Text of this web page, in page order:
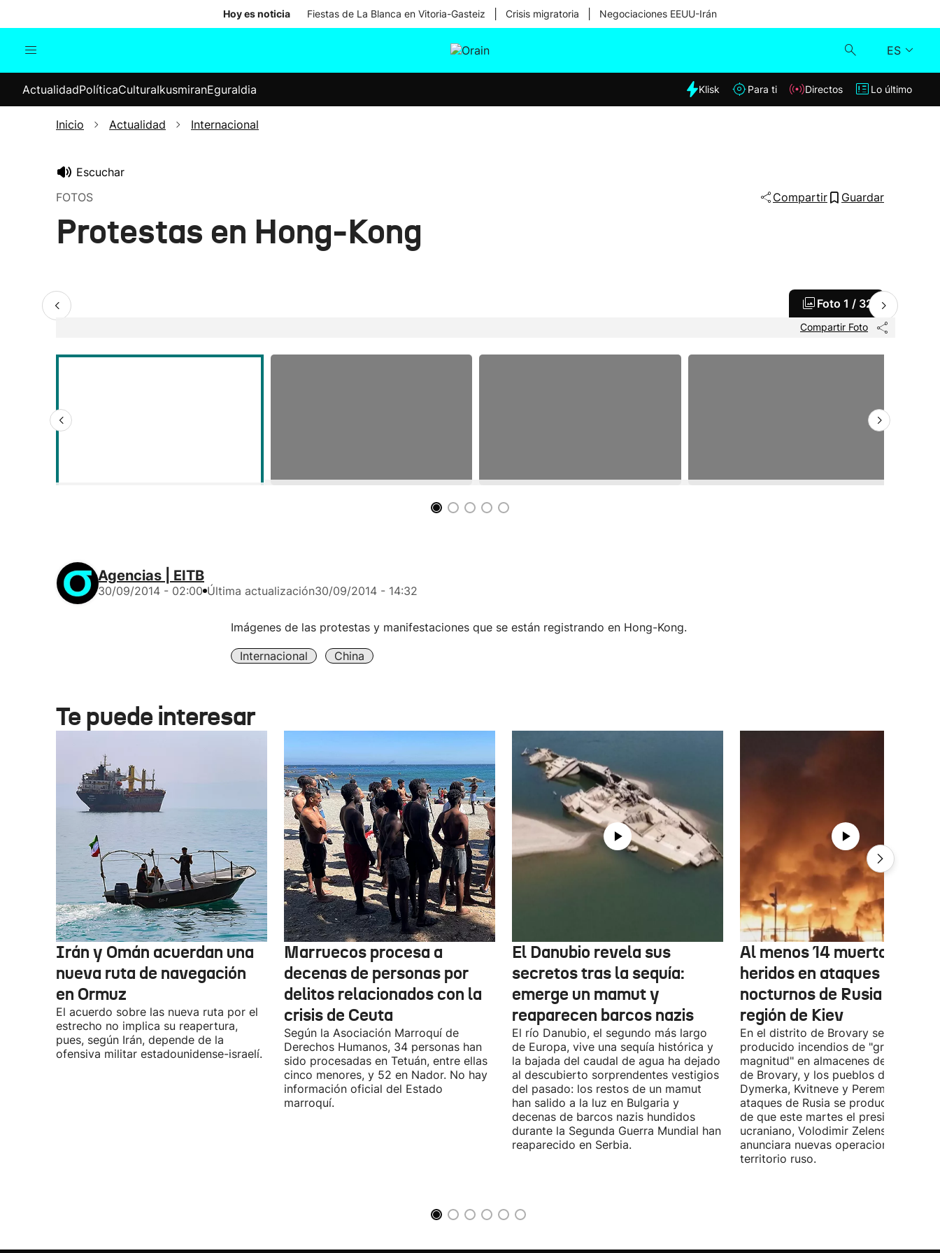
Hoy es noticia Fiestas de La Blanca en Vitoria-Gasteiz Crisis migratoria Negociaciones EEUU-Irán
ES
Internacional
Elecciones
Klisk
ActualidadPolíticaCulturaIkusmiranEguraldia Klisk Para ti Directos Lo último
Inicio Actualidad Internacional
Escuchar
FOTOS
Compartir Guardar
Protestas en Hong-Kong
Foto 1 / 32
Compartir Foto
Agencias | EITB
30/09/2014 - 02:00 Última actualización30/09/2014 - 14:32
Imágenes de las protestas y manifestaciones que se están registrando en Hong-Kong.
Internacional China
Te puede interesar
Irán y Omán acuerdan una
nueva ruta de navegación
en Ormuz
El acuerdo sobre las nueva ruta por el
estrecho no implica su reapertura,
pues, según Irán, depende de la
ofensiva militar estadounidense-israelí.
Marruecos procesa a
decenas de personas por
delitos relacionados con la
crisis de Ceuta
Según la Asociación Marroquí de
Derechos Humanos, 34 personas han
sido procesadas en Tetuán, entre ellas
cinco menores, y 52 en Nador. No hay
información oficial del Estado
marroquí.
El Danubio revela sus
secretos tras la sequía:
emerge un mamut y
reaparecen barcos nazis
El río Danubio, el segundo más largo
de Europa, vive una sequía histórica y
la bajada del caudal de agua ha dejado
al descubierto sorprendentes vestigios
del pasado: los restos de un mamut
han salido a la luz en Bulgaria y
decenas de barcos nazis hundidos
durante la Segunda Guerra Mundial han
reaparecido en Serbia.
Al menos 14 muertos y 27
heridos en ataques
nocturnos de Rusia sobre
región de Kiev
En el distrito de Brovary se han
producido incendios de "gran
magnitud" en almacenes de la ciudad
de Brovary, y los pueblos de Velyka
Dymerka, Kvitneve y Peremoga. Los
ataques de Rusia se producen
de que este martes el presidente
ucraniano, Volodimir Zelenski,
anunciara nuevas operaciones contra
territorio ruso.